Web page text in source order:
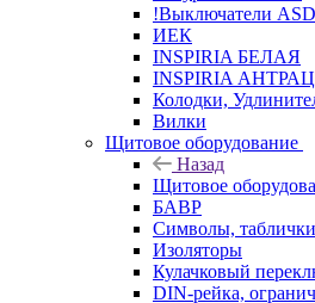
!Выключатели ASD
ИЕК
INSPIRIA БЕЛАЯ
INSPIRIA
Колодки,
Вилки
Щитовое оборудование
Назад
Щитовое
БАВР
Символы, таблички
Изоляторы
Кулачковый
DIN-рейка,